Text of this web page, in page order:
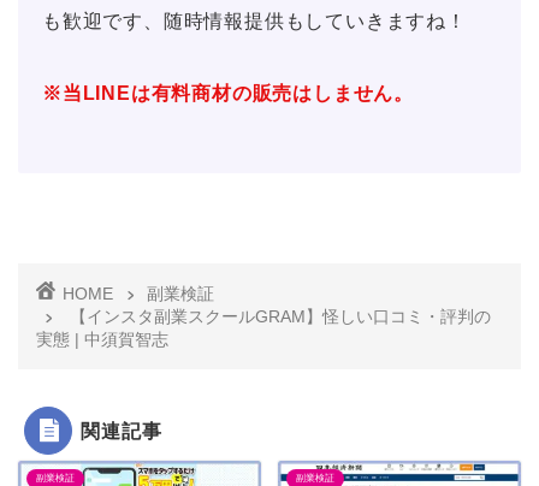
も歓迎です、随時情報提供もしていきますね！
※当LINEは有料商材の販売はしません。
HOME
副業検証
【インスタ副業スクールGRAM】怪しい口コミ・評判の
実態 | 中須賀智志
関連記事
副業検証 副業検証